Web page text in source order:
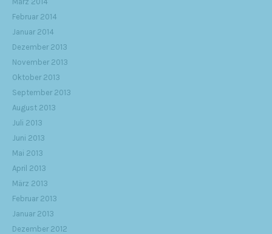
Februar 2014
Januar 2014
Dezember 2013
November 2013
Oktober 2013
September 2013
August 2013
Juli 2013
Juni 2013
Mai 2013
April 2013
März 2013
Februar 2013
Januar 2013
Dezember 2012